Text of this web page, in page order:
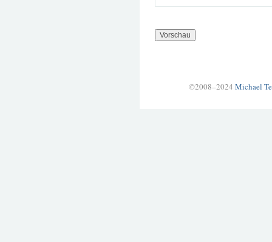
©2008–2024 Michael